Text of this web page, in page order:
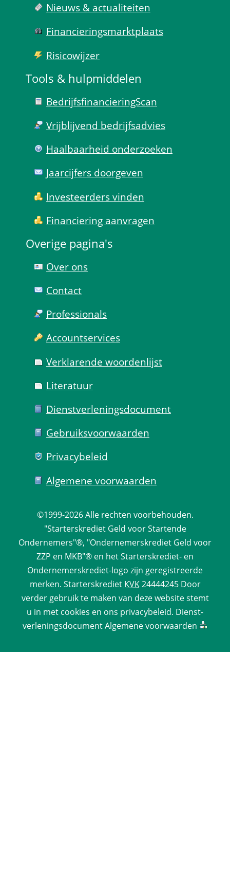
Nieuws & actualiteiten
Financierings­markt­plaats
Risico­wijzer
Tools & hulp­middelen
Bedrijfsfinanciering­Scan
Vrijblijvend bedrijfs­advies
Haal­baar­heid onder­zoeken
Jaarcijfers doorgeven
Investeerders vinden
Financiering aanvragen
Overige pagina's
Over ons
Contact
Professionals
Account­services
Verklarende woorden­lijst
Literatuur
Dienst­verlenings­document
Gebruiks­voorwaarden
Privacy­beleid
Algemene voorwaarden
©1999-2026 Alle rechten voorbehouden.
"Starterskrediet Geld voor Startende
Ondernemers"®, "Ondernemerskrediet Geld voor
ZZP en MKB"® en het Starterskrediet- en
Ondernemerskrediet-logo zijn geregistreerde
merken. Starterskrediet KVK 24444245 Door
verder gebruik te maken van deze website stemt
u in met cookies en ons privacy­beleid. Dienst­
verlenings­documentAlgemene voorwaarden